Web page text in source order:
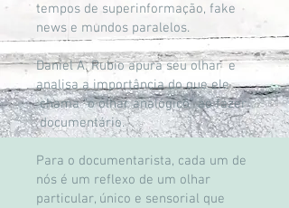
tempos de superinformação, fake
news e mundos paralelos.
Daniel A. Rubio apura seu olhar e
analisa a importância do que ele
chama “o olhar analógico” ao fazer
documentário.
Para o documentarista, cada um de
nós é um reflexo de um olhar
particular, único e sensorial que